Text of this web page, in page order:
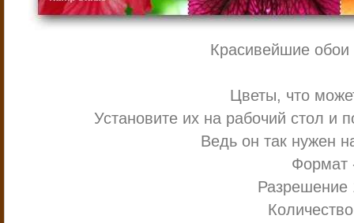
Красивейшие обои
Цветы, что
Установите их на рабочий стол и
Ведь он так нужен
Формат
Разрешение